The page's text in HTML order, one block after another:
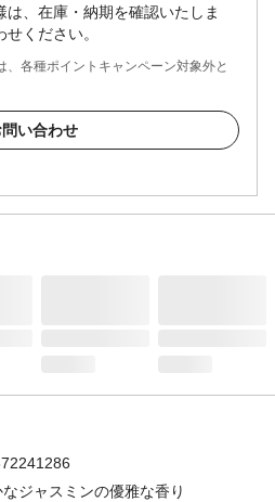
、在庫・納期を確認いたしま
ください。
各種ポイントキャンペーン対象外と
問い合わせ
ジャスミンの優雅な香り